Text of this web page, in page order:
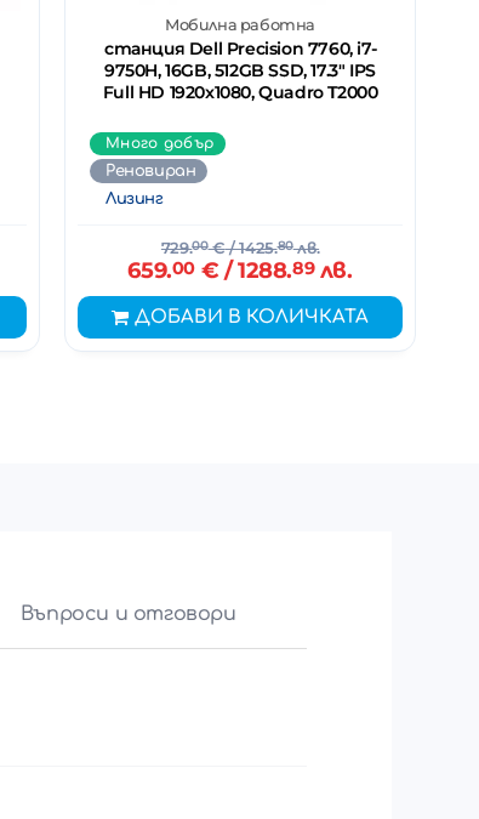
Мобилна работна
станция Dell Precision 7760, i7-
9750H, 16GB, 512GB SSD, 17.3" IPS
Full HD 1920x1080, Quadro T2000
Много добър
Реновиран
Лизинг
729.00€/ 1425.80лв.
659.00€ / 1288.89лв.
ДОБАВИ В КОЛИЧКАТА
Въпроси и отговори